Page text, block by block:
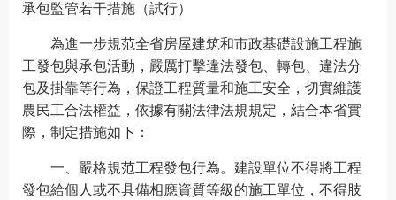
承包監管若干措施（試行）
為進一步規范全省房屋建筑和市政基礎設施工程施
工發包與承包活動，嚴厲打擊違法發包、轉包、違法分
包及掛靠等行為，保證工程質量和施工安全，切實維護
農民工合法權益，依據有關法律法規規定，結合本省實
際，制定措施如下：
一、嚴格規范工程發包行為。建設單位不得將工程
發包給個人或不具備相應資質等級的施工單位，不得肢